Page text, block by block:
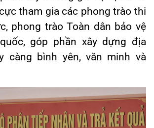
tham gia các phong trào thi
phong trào Toàn dân bảo vệ
góp phần xây dựng địa
càng bình yên, văn minh và